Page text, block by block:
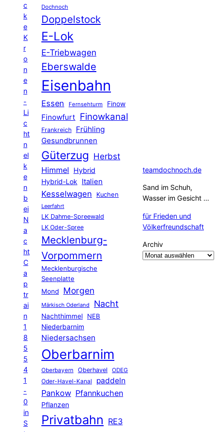
c
k
e
K
r
o
n
e
n
-
Li
c
ht
n
el
k
e
n
b
ei
N
a
c
ht
C
a
p
tr
ai
n
1
8
5
5
4
1
-
0
in
S
Dochnoch
Doppelstock
E-Lok
E-Triebwagen
Eberswalde
Eisenbahn
Essen Fernsehturm Finow
Finowfurt Finowkanal
Frankreich Frühling
Gesundbrunnen
Güterzug Herbst
Himmel
Hybrid
Hybrid-Lok Italien
Kesselwagen Kuchen
Leerfahrt
LK Dahme-Spreewald
LK Oder-Spree
Mecklenburg-
Vorpommern
Mecklenburgische
Seenplatte
Mond
Morgen
Märkisch Oderland Nacht
Nachthimmel
NEB
Niederbarnim
Niedersachsen
Oberbarnim
Oberbayern Oberhavel ODEG
Oder-Havel-Kanal paddeln
Pankow Pfannkuchen
Pflanzen
Privatbahn RE3
teamdochnoch.de
Sand im Schuh,
Wasser im Gesicht …
für Frieden und
Völkerfreundschaft
Archiv